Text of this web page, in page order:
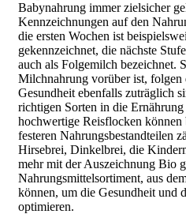
Babynahrung immer zielsicher
Kennzeichnungen auf den
die ersten Wochen ist
gekennzeichnet, die nächste
auch als Folgemilch bezeichnet.
Milchnahrung vorüber ist, folgen
Gesundheit ebenfalls zuträglich
richtigen Sorten in die
hochwertige Reisflocken können
festeren Nahrungsbestandteilen
Hirsebrei, Dinkelbrei, die
mehr mit der Auszeichnung Bio
Nahrungsmittelsortiment, aus
können, um die Gesundheit und
optimieren.